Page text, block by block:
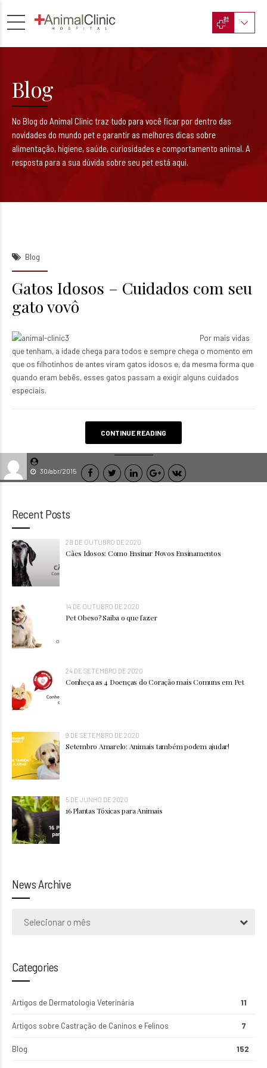
Blog
No Blog do Animal Clinic traz tudo para você ficar por dentro das
novidades do mundo pet e garantir as melhores dicas sobre
alimentação, higiene, saúde, curiosidades e comportamento animal. A
resposta para a sua dúvida sobre seu pet está aqui.
30/abr/2015
Blog
Gatos Idosos – Cuidados com seu
gato vovô
Por mais vidas
que tenham, a idade chega para todos e sempre chega o momento em
que os filhotinhos de antes viram gatos idosos e, da mesma forma que
quando eram bebês, esses gatos passam a exigir alguns cuidados
especiais.
CONTINUE READING
Recent Posts
28 DE OUTUBRO DE 2020
Cães Idosos: Como Ensinar Novos Ensinamentos
14 DE OUTUBRO DE 2020
Pet Obeso? Saiba o que fazer
24 DE SETEMBRO DE 2020
Conheça as 4 Doenças do Coração mais Comuns em Pet
9 DE SETEMBRO DE 2020
Setembro Amarelo: Animais também podem ajudar!
5 DE JUNHO DE 2020
16 Plantas Tóxicas para Animais
News Archive
Selecionar o mês
Categories
Artigos de Dermatologia Veterinária 11
Artigos sobre Castração de Caninos e Felinos 7
Blog 152